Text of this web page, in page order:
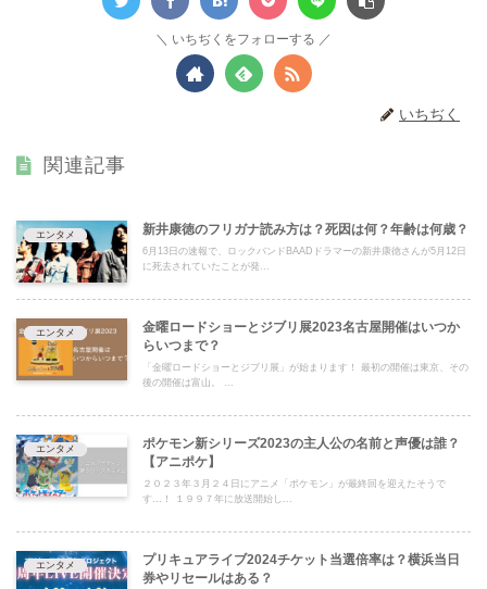
いちぢくをフォローする
いちぢく
関連記事
エンタメ 新井康徳のフリガナ読み方は？死因は何？年齢は何歳？
6月13日の速報で、ロックバンドBAADドラマーの新井康徳さんが5月12日
に死去されていたことが発...
エンタメ
金曜ロードショーとジブリ展2023名古屋開催はいつか
らいつまで？
「金曜ロードショーとジブリ展」が始まります！ 最初の開催は東京、その
後の開催は富山。 ...
エンタメ
ポケモン新シリーズ2023の主人公の名前と声優は誰？
【アニポケ】
２０２３年３月２４日にアニメ「ポケモン」が最終回を迎えたそうで
す…！ １９９７年に放送開始し...
エンタメ
プリキュアライブ2024チケット当選倍率は？横浜当日
券やリセールはある？